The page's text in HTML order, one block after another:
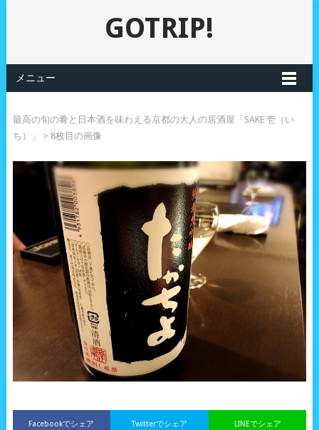
GOTRIP!
メニュー
最高の旬の肴と日本酒を味わえる京都の大人の居酒屋「SAKE 壱（い
ち）」
> 8枚目の画像
Facebookでシェア LINEでシェア
Twitterでシェア